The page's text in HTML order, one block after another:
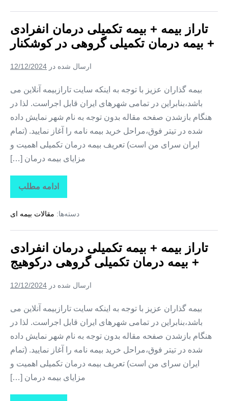
درمان
+
بیمه
درمان
تکمیلی
در
تاراز بیمه + بیمه تکمیلی درمان انفرادی
+ بیمه درمان تکمیلی گروهی در کوشکنار
ارسال شده در 12/12/2024
بیمه گذاران عزیز با توجه به اینکه سایت تارازبیمه آنلاین می
باشد،بنابراین در تمامی شهرهای ایران قابل اجراست. لذا در
هنگام بازشدن صفحه مقاله بدون توجه به نام شهر نمایش داده
شده در تیتر فوق،مراحل خرید بیمه نامه را آغاز نمایید. (تمام
ایران سرای من است) تعریف بیمه درمان تکمیلی اهمیت و
مزایای بیمه درمان […]
ادامه مطلب
تاراز
بیمه
بیمه
درمان
+
بیمه
درمان
تکمیلی
در
دسته‌ها: مقالات بیمه ای
تاراز بیمه + بیمه تکمیلی درمان انفرادی
+ بیمه درمان تکمیلی گروهی درکوهیج
ارسال شده در 12/12/2024
بیمه گذاران عزیز با توجه به اینکه سایت تارازبیمه آنلاین می
باشد،بنابراین در تمامی شهرهای ایران قابل اجراست. لذا در
هنگام بازشدن صفحه مقاله بدون توجه به نام شهر نمایش داده
شده در تیتر فوق،مراحل خرید بیمه نامه را آغاز نمایید. (تمام
ایران سرای من است) تعریف بیمه درمان تکمیلی اهمیت و
مزایای بیمه درمان […]